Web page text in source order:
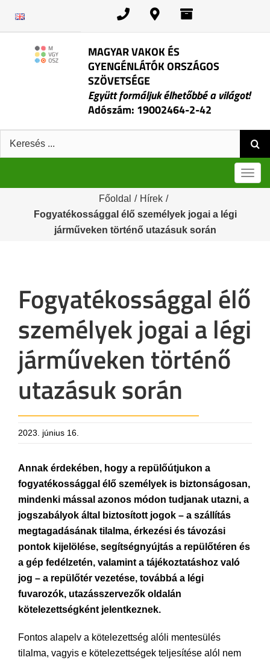
MAGYAR VAKOK ÉS
GYENGÉNLÁTÓK ORSZÁGOS
SZÖVETSÉGE
Együtt formáljuk élhetőbbé a világot!
Adószám: 19002464-2-42
Keresés:
Főoldal / Hírek /
Fogyatékossággal élő személyek jogai a légi
járműveken történő utazásuk során
Fogyatékossággal élő
személyek jogai a légi
járműveken történő
utazásuk során
2023. június 16.
Annak érdekében, hogy a repülőútjukon a
fogyatékossággal élő személyek is biztonságosan,
mindenki mással azonos módon tudjanak utazni, a
jogszabályok által biztosított jogok – a szállítás
megtagadásának tilalma, érkezési és távozási
pontok kijelölése, segítségnyújtás a repülőtéren és
a gép fedélzetén, valamint a tájékoztatáshoz való
jog – a repülőtér vezetése, továbbá a légi
fuvarozók, utazásszervezők oldalán
kötelezettségként jelentkeznek.
Fontos alapelv a kötelezettség alóli mentesülés
tilalma, vagyis e kötelezettségek teljesítése alól nem